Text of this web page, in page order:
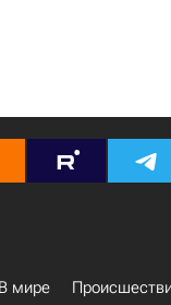
В мире